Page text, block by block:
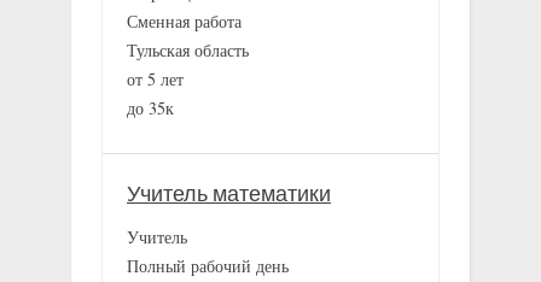
Сменная работа
Тульская область
от 5 лет
до 35к
Учитель математики
Учитель
Полный рабочий день